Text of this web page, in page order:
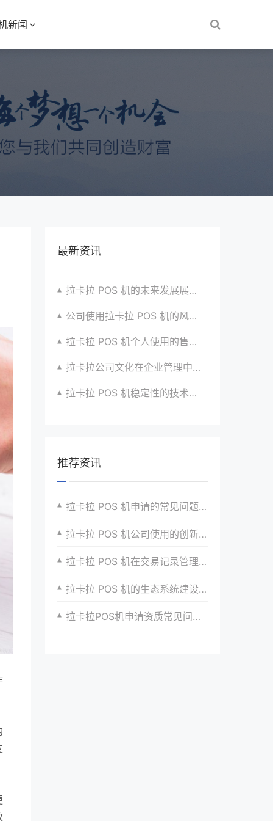
新闻
最新资讯
拉卡拉 POS 机的未来发展展望与战略规划
公司使用拉卡拉 POS 机的风险评估与应对
拉卡拉 POS 机个人使用的售后服务优化
拉卡拉公司文化在企业管理中的作用
拉卡拉 POS 机稳定性的技术创新与应用实践
推荐资讯
拉卡拉 POS 机申请的常见问题及解答
拉卡拉 POS 机公司使用的创新应用模式
拉卡拉 POS 机在交易记录管理上的优势
拉卡拉 POS 机的生态系统建设与发展
拉卡拉POS机申请资质常见问题及解答，助你顺利申请